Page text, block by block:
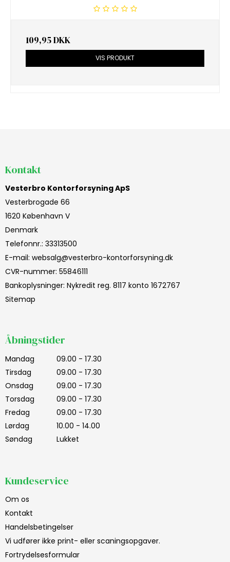
109,95 DKK
VIS PRODUKT
Kontakt
Vesterbro Kontorforsyning ApS
Vesterbrogade 66
1620 København V
Denmark
Telefonnr.: 33313500
E-mail: websalg@vesterbro-kontorforsyning.dk
CVR-nummer: 55846111
Bankoplysninger: Nykredit reg. 8117 konto 1672767
Sitemap
Åbningstider
Mandag
09.00 - 17.30
Tirsdag
09.00 - 17.30
Onsdag
09.00 - 17.30
Torsdag
09.00 - 17.30
Fredag
09.00 - 17.30
Lørdag
10.00 - 14.00
Søndag
Lukket
Kundeservice
Om os
Kontakt
Handelsbetingelser
Vi udfører ikke print- eller scaningsopgaver.
Fortrydelsesformular